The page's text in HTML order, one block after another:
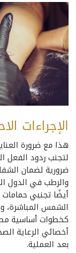
الإجراءات
هذا مع ضرورة
لتجنب ردود الفعل
ضرورية لضمان
والرطب في الدول
أيضًا تجنبي
الشمس المباشرة،
كخطوات أساسية
أخصائي الرعاية
بعد العملية.